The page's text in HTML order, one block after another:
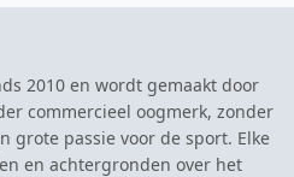
2010 en wordt gemaakt door
commercieel oogmerk, zonder
grote passie voor de sport. Elke
en achtergronden over het